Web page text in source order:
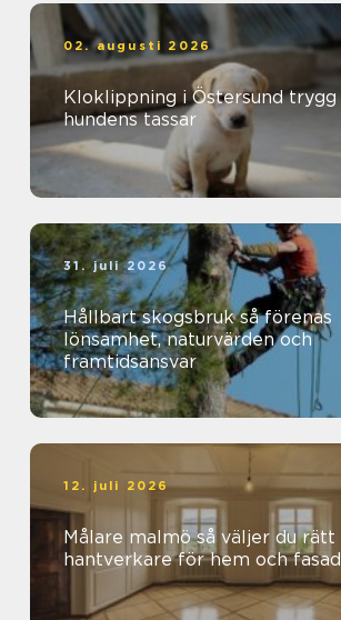
02. augusti 2026
Kloklippning i Östersund trygg vård för
hundens tassar
31. juli 2026
Hållbart skogsbruk så förenas
lönsamhet, naturvärden och
framtidsansvar
12. juli 2026
Målare malmö så väljer du rätt
hantverkare för hem och fasad